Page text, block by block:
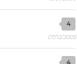
4
07/12/2005
4